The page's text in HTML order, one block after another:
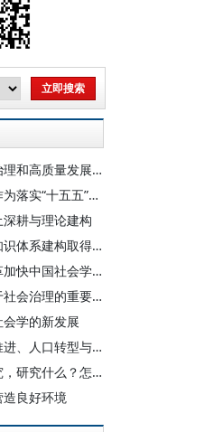
张翼：理解把握高效能治理和高质量发展的有机结合
张翼：把改善民生福祉作为落实“十五五”规划的出发点和落脚点
耕与理论建构
张翼：中国自主社会学知识体系建构取得新突破
张翼：以智能时代的变革加快中国社会学自主知识体系构建步伐
张翼：习近平总书记关于社会治理的重要论述的原创性贡献
学的新发展
张翼：中国式现代化的推进、人口转型与弹性退休制度
张翼：中国式现代化研究，研究什么？怎样研究？
良好环境